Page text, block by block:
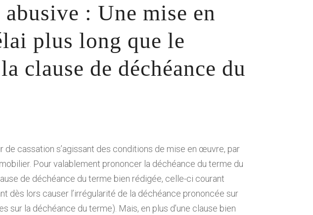
: Une mise en
plus long que le
clause de déchéance du
cassation s’agissant des conditions de mise en œuvre, par
Pour valablement prononcer la déchéance du terme du
de déchéance du terme bien rédigée, celle-ci courant
dès lors causer l’irrégularité de la déchéance prononcée sur
la déchéance du terme). Mais, en plus d’une clause bien